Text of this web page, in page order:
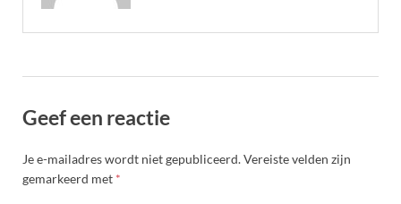
Geef een reactie
Je e-mailadres wordt niet gepubliceerd.Vereiste velden zijn
gemarkeerd met *